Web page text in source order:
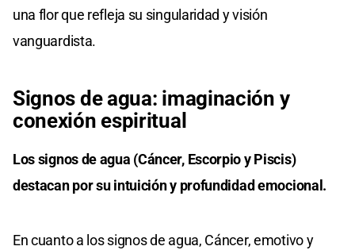
una flor que refleja su singularidad y visión
vanguardista.
Signos de agua: imaginación y
conexión espiritual
Los signos de agua (Cáncer, Escorpio y Piscis)
destacan por su intuición y profundidad emocional.
En cuanto a los signos de agua, Cáncer, emotivo y